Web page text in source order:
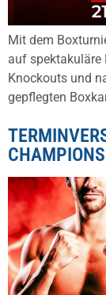
Mit dem
auf spektakuläre
Knockouts und
gepflegten